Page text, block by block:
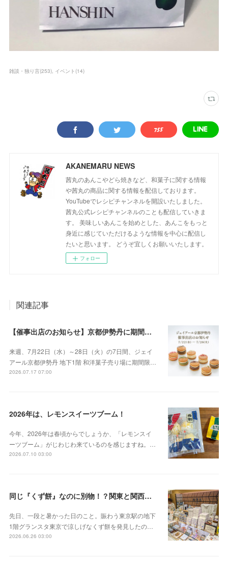
雑談・独り言(253) イベント (14)
AKANEMARU NEWS
茜丸のあんこやどら焼きなど、和菓子に関する情報
や茜丸の商品に関する情報を配信しております。
YouTubeでレシピチャンネルを開設いたしました。
茜丸公式レシピチャンネルのことも配信していきま
す。 美味しいあんこを始めとした、あんこをもっと
身近に感じていただけるような情報を中心に配信し
たいと思います。 どうぞ宜しくお願いいたします。
フォロー
関連記事
【催事出店のお知らせ】京都伊勢丹に期間限定出店！
来週、7月22日（水）～28日（火）の7日間、ジェイ
アール京都伊勢丹 地下1階 和洋菓子売り場に期間限…
2026.07.17 07:00
2026年は、レモンスイーツブーム！
今年、2026年は春頃からでしょうか、「レモンスイ
ーツブーム」がじわじわ来ているのを感じますね。…
2026.07.10 03:00
同じ『くず餅』なのに別物！？関東と関西の意外な違い
先日、一段と暑かった日のこと。賑わう東京駅の地下
1階グランスタ東京で涼しげなくず餅を発見したの…
2026.06.26 03:00